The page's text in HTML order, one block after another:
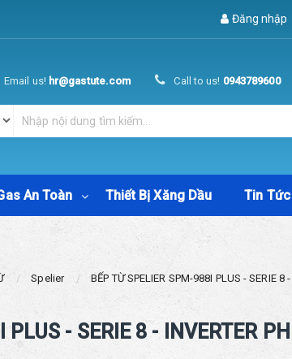
Đăng nhập
Email us! hr@gastute.com Call to us! 0943789600
An Toàn Thiết Bị Xăng Dầu Tin Tức
Spelier BẾP TỪ SPELIER SPM-988I PLUS - SERIE 8
PLUS - SERIE 8 - INVERTER